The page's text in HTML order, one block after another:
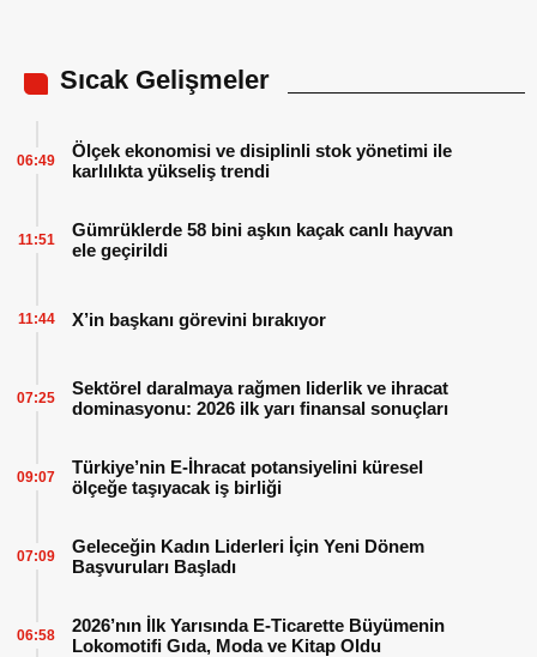
Sıcak Gelişmeler
Ölçek ekonomisi ve disiplinli stok yönetimi ile
karlılıkta yükseliş trendi
06:49
Gümrüklerde 58 bini aşkın kaçak canlı hayvan
ele geçirildi
11:51
X’in başkanı görevini bırakıyor
11:44
Sektörel daralmaya rağmen liderlik ve ihracat
dominasyonu: 2026 ilk yarı finansal sonuçları
07:25
Türkiye’nin E-İhracat potansiyelini küresel
ölçeğe taşıyacak iş birliği
09:07
Geleceğin Kadın Liderleri İçin Yeni Dönem
Başvuruları Başladı
07:09
2026’nın İlk Yarısında E-Ticarette Büyümenin
Lokomotifi Gıda, Moda ve Kitap Oldu
06:58